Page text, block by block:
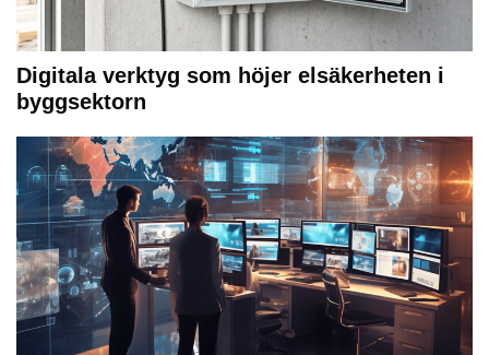
Digitala verktyg som höjer elsäkerheten i
byggsektorn